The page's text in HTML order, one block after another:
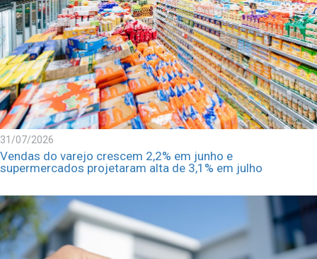
31/07/2026
Vendas do varejo crescem 2,2% em junho e
supermercados projetaram alta de 3,1% em julho